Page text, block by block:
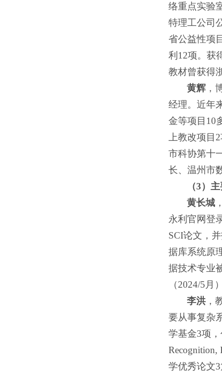
络重点实验
特理工公司
省公益性项
利12项。获
教材曾获得
黄辉 ，
经理。近年
金等项目10
上教改项
市科协第十
长、温州市
（3）
黄长城
永利官网登
SCI论文，
据库系统原
据技术专业
（2024/5
李洪 ，
要从事复杂
学基金3项
Recognition,
学优秀论文